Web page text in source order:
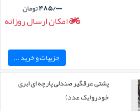
۴۸۵/۰۰۰تومان
امکان ارسال روزانه
جزییات و خرید ...
پشتی عرقگیر صندلی پارچه ای ابری
خودرو(یک عدد)